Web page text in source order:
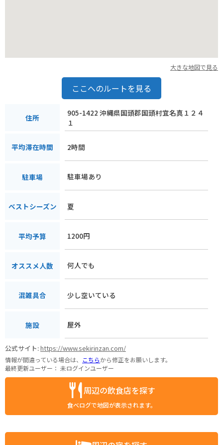
大きな地図で見る
ここへのルートを見る
住所
905-1422 沖縄県国頭郡国頭村宜名真１２４
１
平均滞在時間 2時間
駐車場 駐車場あり
ベストシーズン 夏
平均予算 1200円
オススメ人数 何人でも
混雑具合 少し空いている
施設 屋外
公式サイト:https://www.sekirinzan.com/
情報が間違っている場合は、 こちらから修正をお願いします。
最終更新ユーザー： 未ログインユーザー
周辺の飲食店を探す
食べログで地図が表示されます。